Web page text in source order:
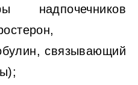
надпочечников
связывающий